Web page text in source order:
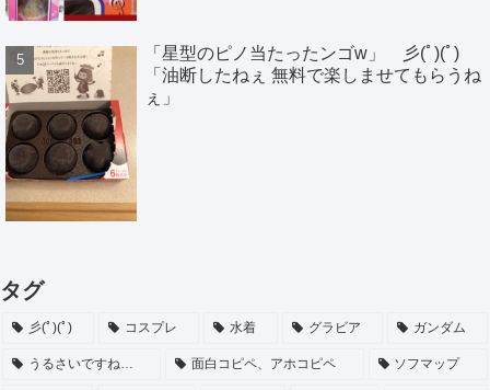
「星型のピノ当たったンゴw」 彡(ﾟ)(ﾟ)
「油断したねぇ 無料で楽しませてもらうね
ぇ」
タグ
彡(ﾟ)(ﾟ) コスプレ 水着 グラビア ガンダム
うるさいですね… 面白コピペ、アホコピペ ソフマップ